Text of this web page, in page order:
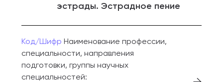
эстрады. Эстрадное пение
Код/Шифр Наименование профессии,
специальности, направления
подготовки, группы научных
специальностей: